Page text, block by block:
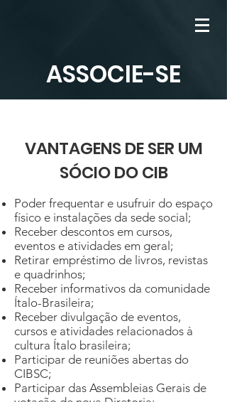
ASSOCIE-SE
VANTAGENS DE SER UM
SÓCIO DO CIB
Poder frequentar e usufruir do espaço
físico e instalações da sede social;
Receber descontos em cursos,
eventos e atividades em geral;
Retirar empréstimo de livros, revistas
e quadrinhos;
Receber informativos da comunidade
Ítalo-Brasileira;
Receber divulgação de eventos,
cursos e atividades relacionados à
cultura Ítalo brasileira;
Participar de reuniões abertas do
CIBSC;
Participar das Assembleias Gerais de